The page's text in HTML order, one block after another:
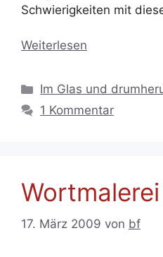
Schwierigkeiten mit
Weiterlesen
Kategorien
Im Glas und
1 Kommentar
Wortmalerei
17. März 2009 von bf